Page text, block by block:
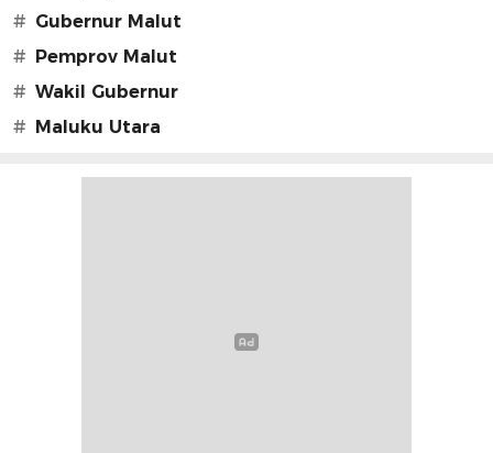
# Gubernur Malut
# Pemprov Malut
# Wakil Gubernur
# Maluku Utara